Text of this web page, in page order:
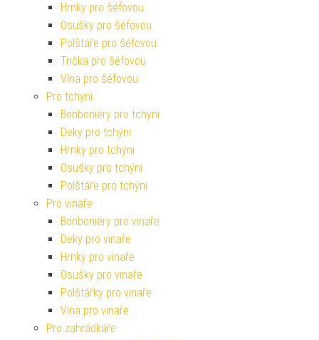
Hrnky pro šéfovou
Osušky pro šéfovou
Polštáře pro šéfovou
Trička pro šéfovou
Vína pro šéfovou
Pro tchyni
Bonboniéry pro tchyni
Deky pro tchýni
Hrnky pro tchýni
Osušky pro tchýni
Polštáře pro tchýni
Pro vinaře
Bonboniéry pro vinaře
Deky pro vinaře
Hrnky pro vinaře
Osušky pro vinaře
Polštářky pro vinaře
Vína pro vinaře
Pro zahrádkáře